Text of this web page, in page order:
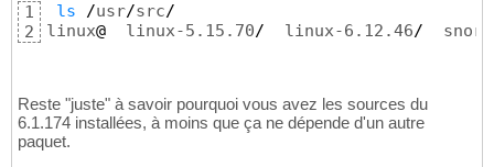
1
2
ls /usr/src/
linux@
  linux-5.15.70
/
  linux-6.12.46
/
Reste "juste" à savoir pourquoi vous avez les sources du
6.1.174 installées, à moins que ça ne dépende d'un autre
paquet.